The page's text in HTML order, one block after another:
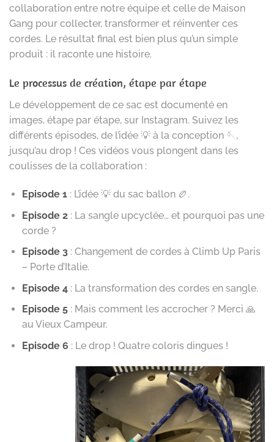
collaboration entre notre équipe et celle de Maison
Gang pour collecter, transformer et réinventer ces
cordes. Le résultat final est bien plus qu’un simple
produit : il raconte une histoire.
Le processus de création, étape par étape
Le développement de ce sac est documenté en
images, étape par étape, sur Instagram. Suivez les
différents épisodes, de l’idée 💡 à la conception 🪡,
jusqu’au drop ! Ces vidéos vous plongent dans les
coulisses de la collaboration :
Episode 1: L’idée 💡 du sac ballon 🏉.
Episode 2 : La sangle upcyclée… et pourquoi pas une
corde ?
Episode 3 : Changement de cordes à Climb Up Paris
– Porte d’Italie.
Episode 4 : La transformation des cordes en sangle.
Episode 5 : Mais comment les accrocher ? Merci 🙏
au Vieux Campeur.
Episode 6 : Le drop ! Quatre coloris dingues !